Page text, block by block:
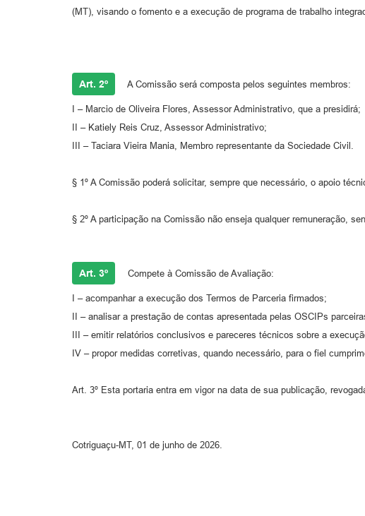
(MT), visando o fomento e a execução de programa de trabalho
Art. 2º A Comissão será composta pelos seguintes membros:
I – Marcio de Oliveira Flores, Assessor Administrativo, que a presidirá;
II – Katiely Reis Cruz, Assessor Administrativo;
III – Taciara Vieira Mania, Membro representante da Sociedade Civil.
§ 1º A Comissão poderá solicitar, sempre que necessário, o apoio
§ 2º A participação na Comissão não enseja qualquer remuneração,
Art. 3º Compete à Comissão de Avaliação:
I – acompanhar a execução dos Termos de Parceria firmados;
II – analisar a prestação de contas apresentada pelas OSCIPs
III – emitir relatórios conclusivos e pareceres técnicos sobre a
IV – propor medidas corretivas, quando necessário, para o fiel
Art. 3º Esta portaria entra em vigor na data de sua publicação,
Cotriguaçu-MT, 01 de junho de 2026.